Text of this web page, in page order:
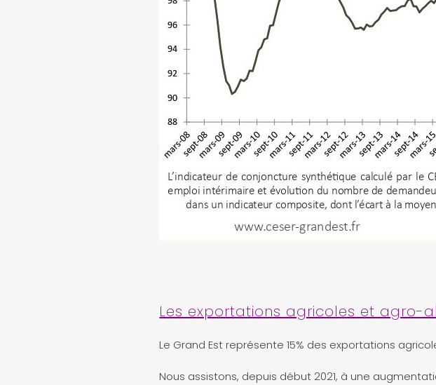
Les exportations agricoles et agro-
Le Grand Est représente 15% des exportations
Nous assistons, depuis début 2021, à une